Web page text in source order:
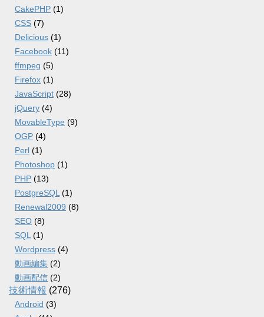
CakePHP (1)
CSS (7)
Delicious (1)
Facebook (11)
ffmpeg (5)
Firefox (1)
JavaScript (28)
jQuery (4)
MovableType (9)
OGP (4)
Perl (1)
Photoshop (1)
PHP (13)
PostgreSQL (1)
Renewal2009 (8)
SEO (8)
SQL (1)
Wordpress (4)
動画編集 (2)
動画配信 (2)
技術情報 (276)
Android (3)